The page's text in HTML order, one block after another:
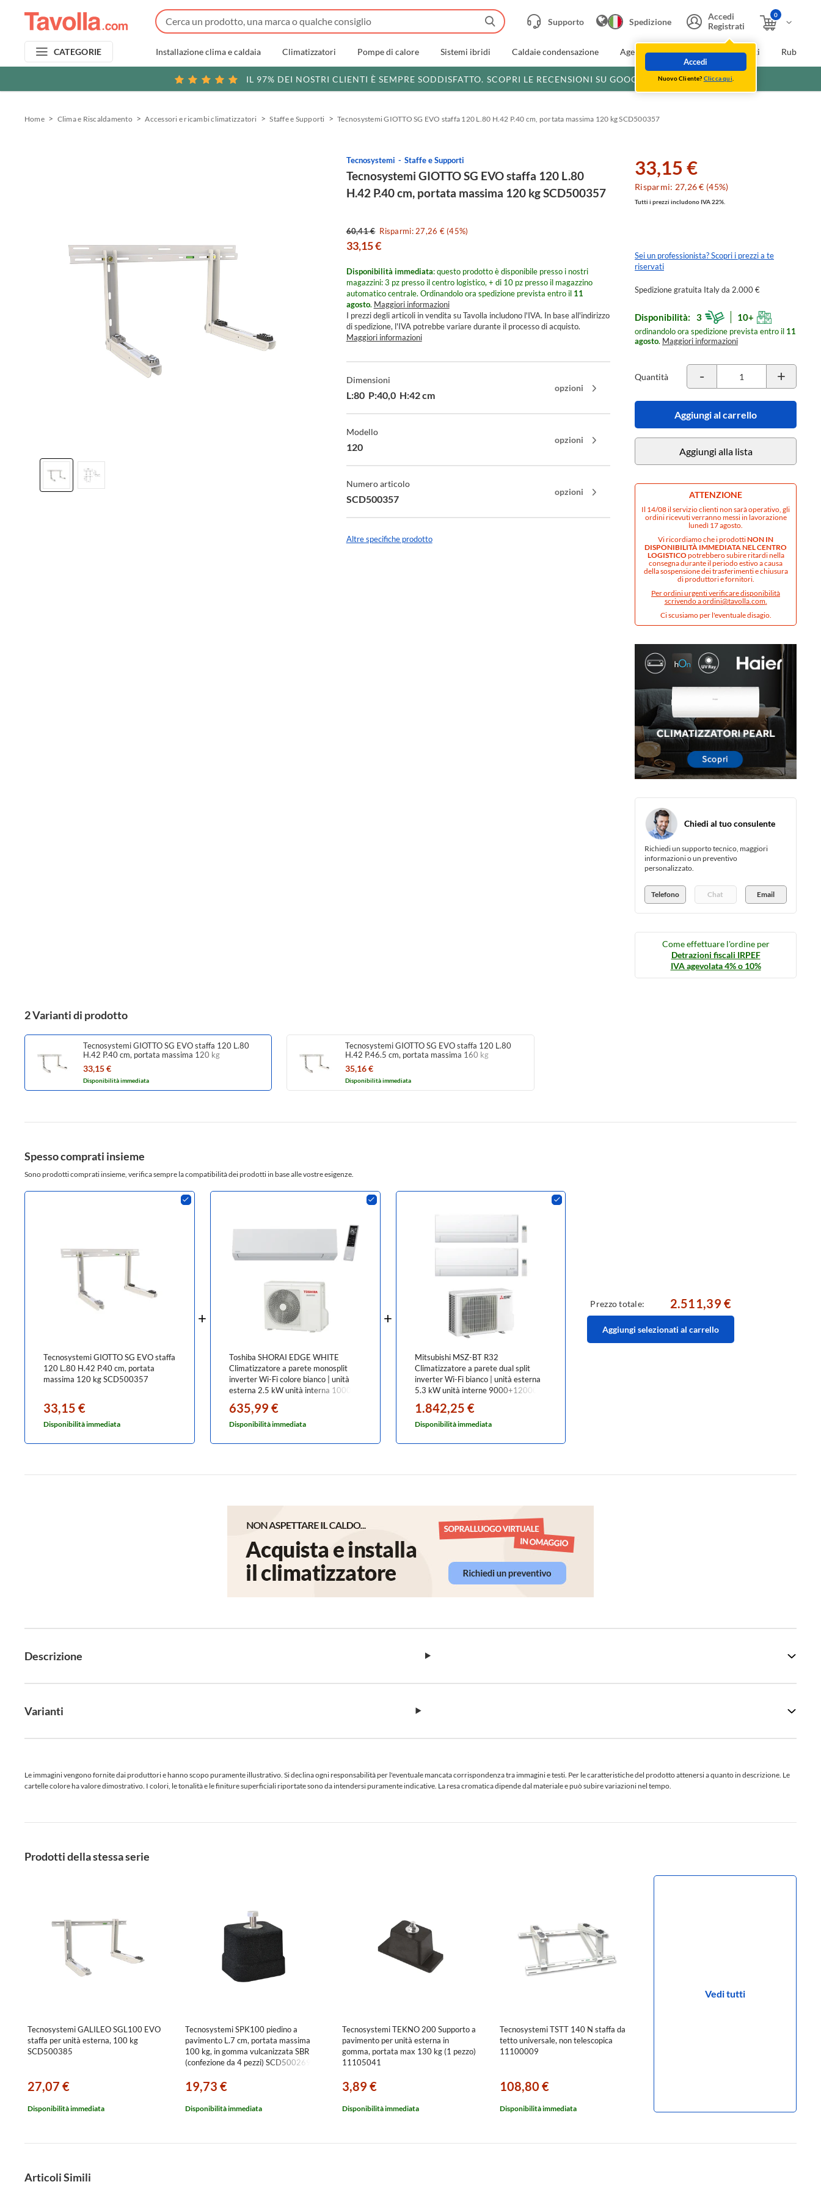
Supporto Spedizione
Accedi
Registrati
Accedi
Nuovo Cliente? Clicca qui
0
CATEGORIE Installazione clima e caldaia Climatizzatori Pompe di calore Sistemi ibridi Caldaie condensazione Agevolazioni fiscali Extra Sconti
IL 97% DEI NOSTRI CLIENTI È SEMPRE SODDISFATTO. SCOPRI LE RECENSIONI SU GOOGLE
Home Clima e Riscaldamento Accessori e ricambi climatizzatori Staffe e Supporti Tecnosystemi GIOTTO SG EVO staffa 120 L.80 H.42 P.40 cm, portata massima 120 kg SCD500357
Tecnosystemi Staffe e Supporti
Tecnosystemi GIOTTO SG EVO staffa 120 L.80
H.42 P.40 cm, portata massima 120 kg SCD500357
33,15 €
60,41 € Risparmi: 27,26 € (45%)
Disponibilità immediata: questo prodotto è disponibile presso i nostri
magazzini: 3 pz presso il centro logistico, + di 10 pz presso il magazzino
automatico centrale. Ordinandolo ora spedizione prevista entro il 11
agosto. Maggiori informazioni
I prezzi degli articoli in vendita su Tavolla includono l'IVA. In base all'indirizzo
di spedizione, l'IVA potrebbe variare durante il processo di acquisto.
Maggiori informazioni
Specifiche
Tecniche
Dimensioni
L:80 P:40,0 H:42 cm
opzioni
Modello
120
opzioni
Numero articolo
SCD500357
opzioni
Altre specifiche prodotto
33,15 €
Risparmi: 27,26 € (45%)
Tutti i prezzi includono IVA 22%.
Sei un professionista? Scopri i prezzi a te
riservati
Spedizione gratuita Italy da 2.000 €
Disponibilità: 3 10+
ordinandolo ora spedizione prevista entro il 11
agosto. Maggiori informazioni
Quantità - +
Aggiungi al carrello
Aggiungi alla lista
ATTENZIONE
Il 14/08 il servizio clienti non sarà operativo, gli
ordini ricevuti verranno messi in lavorazione
lunedì 17 agosto.
Vi ricordiamo che i prodottiNON IN
DISPONIBILITÀ IMMEDIATA NEL CENTRO
LOGISTICOpotrebbero subire ritardi nella
consegna durante il periodo estivo a causa
della sospensione dei trasferimenti e chiusura
di produttori e fornitori.
Per ordini urgenti verificare disponibilità
scrivendo aordini@tavolla.com.
Ci scusiamo per l'eventuale disagio.
Chiedi al tuo consulente
Richiedi un supporto tecnico, maggiori
informazioni o un preventivo
personalizzato.
Telefono Chat Email
Come effettuare l'ordine per
Detrazioni fiscali IRPEF
IVA agevolata 4% o 10%
2 Varianti di prodotto
Tecnosystemi GIOTTO SG EVO staffa 120 L.80
H.42 P.40 cm, portata massima 120 kg
SCD500357
33,15 €
Disponibilità immediata
Tecnosystemi GIOTTO SG EVO staffa 120 L.80
H.42 P.46.5 cm, portata massima 160 kg
SCD500361
35,16 €
Disponibilità immediata
Spesso comprati insieme
Sono prodotti comprati insieme, verifica sempre la compatibilità dei prodotti in base alle vostre esigenze.
Tecnosystemi GIOTTO SG EVO staffa
120 L.80 H.42 P.40 cm, portata
massima 120 kg SCD500357
33,15 €
Disponibilità immediata
Toshiba SHORAI EDGE WHITE
Climatizzatore a parete monosplit
inverter Wi-Fi colore bianco | unità
esterna 2.5 kW unità interna 10000
10J2AVSG-E1
635,99 €
Disponibilità immediata
Mitsubishi MSZ-BT R32
Climatizzatore a parete dual split
inverter Wi-Fi bianco | unità esterna
5.3 kW unità interne 9000+12000
BT[25|35]VGK
1.842,25 €
Disponibilità immediata
Prezzo totale: 2.511,39 €
Aggiungi selezionati al carrello
Descrizione
Varianti
Le immagini vengono fornite dai produttori e hanno scopo puramente illustrativo. Si declina ogni responsabilità per l'eventuale mancata corrispondenza tra immagini e testi. Per le caratteristiche del prodotto attenersi a quanto in descrizione. Le
cartelle colore ha valore dimostrativo. I colori, le tonalità e le finiture superficiali riportate sono da intendersi puramente indicative. La resa cromatica dipende dal materiale e può subire variazioni nel tempo.
Prodotti della stessa serie
Tecnosystemi GALILEO SGL100 EVO
staffa per unità esterna, 100 kg
SCD500385
27,07 €
Disponibilità immediata
Tecnosystemi SPK100 piedino a
pavimento L.7 cm, portata massima
100 kg, in gomma vulcanizzata SBR
(confezione da 4 pezzi) SCD500269
19,73 €
Disponibilità immediata
Tecnosystemi TEKNO 200 Supporto a
pavimento per unità esterna in
gomma, portata max 130 kg (1 pezzo)
11105041
3,89 €
Disponibilità immediata
Tecnosystemi TSTT 140 N staffa da
tetto universale, non telescopica
11100009
108,80 €
Disponibilità immediata
Vedi tutti
Articoli Simili